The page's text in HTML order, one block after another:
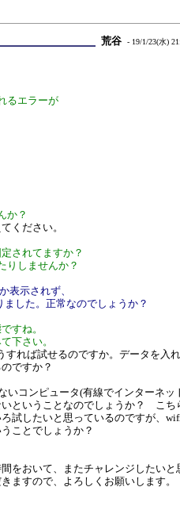
荒谷 - 19/1/23(水)
るエラーが
か？
ください。
されてますか？
りしませんか？
表示されず、
した。正常なのでしょうか？
すね。
下さい。
すれば試せるのですか。データを入
ですか？
いコンピュータ(有線でインターネッ
ということなのでしょうか？ こち
試したいと思っているのですが、
ことでしょうか？
をおいて、またチャレンジしたいと
ますので、よろしくお願いします。